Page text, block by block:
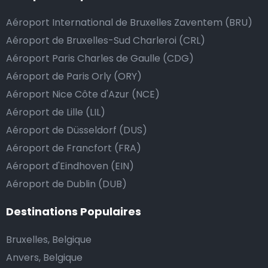
rapide possible. Si notre service répond ou même
dépasse vos attentes, vous avez bien sûr la possibilité
de donner un pourboire.
La manière la plus simple pour ce faire est d’arrondir
le prix de la course au montant supérieur, ou de dire
au chauffeur de ne pas rendre la monnaie après lui
avoir donné un billet plus élevé que le prix de la
course.
Combien coûte une navette d’aéroport à
d’aéroport proposés par Airport Taxis est un tarif fixe
pour votre navette.
Aéroport International de Bruxelles Zaventem (BRU)
Aéroport de Bruxelles-Sud Charleroi (CRL)
Aéroport Paris Charles de Gaulle (CDG)
Aéroport de Paris Orly (ORY)
Aéroport Nice Côte d'Azur (NCE)
Aéroport de Lille (LIL)
Aéroport de Düsseldorf (DUS)
Aéroport de Francfort (FRA)
Aéroport d'Eindhoven (EIN)
Aéroport de Dublin (DUB)
Destinations Populaires
Bruxelles, Belgique
Anvers, Belgique